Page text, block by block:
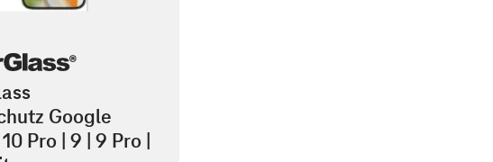
Google
Pro | 9 | 9 Pro |